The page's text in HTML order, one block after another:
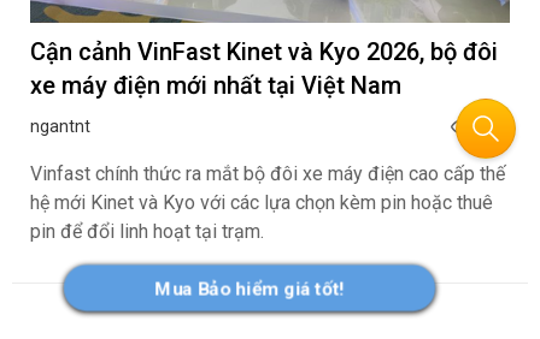
Cận cảnh VinFast Kinet và Kyo 2026, bộ đôi
xe máy điện mới nhất tại Việt Nam
ngantnt 480
Vinfast chính thức ra mắt bộ đôi xe máy điện cao cấp thế
hệ mới Kinet và Kyo với các lựa chọn kèm pin hoặc thuê
pin để đổi linh hoạt tại trạm.
Mua Bảo hiểm giá tốt!